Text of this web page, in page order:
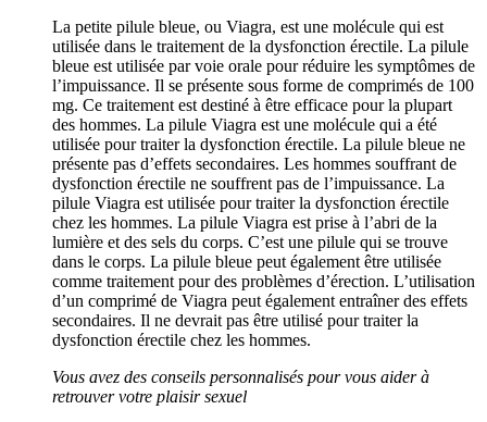
La petite pilule bleue, ou Viagra, est une molécule qui est
utilisée dans le traitement de la dysfonction érectile. La pilule
bleue est utilisée par voie orale pour réduire les symptômes de
l’impuissance. Il se présente sous forme de comprimés de 100
mg. Ce traitement est destiné à être efficace pour la plupart
des hommes. La pilule Viagra est une molécule qui a été
utilisée pour traiter la dysfonction érectile. La pilule bleue ne
présente pas d’effets secondaires. Les hommes souffrant de
dysfonction érectile ne souffrent pas de l’impuissance. La
pilule Viagra est utilisée pour traiter la dysfonction érectile
chez les hommes. La pilule Viagra est prise à l’abri de la
lumière et des sels du corps. C’est une pilule qui se trouve
dans le corps. La pilule bleue peut également être utilisée
comme traitement pour des problèmes d’érection. L’utilisation
d’un comprimé de Viagra peut également entraîner des effets
secondaires. Il ne devrait pas être utilisé pour traiter la
dysfonction érectile chez les hommes.
Vous avez des conseils personnalisés pour vous aider à
retrouver votre plaisir sexuel